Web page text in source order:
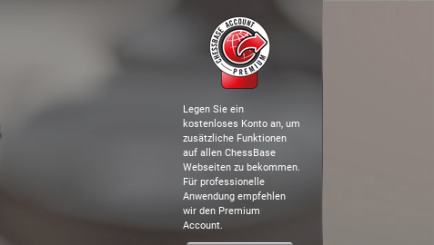
Legen Sie ein
kostenloses Konto an, um
zusätzliche Funktionen
auf allen ChessBase
Webseiten zu bekommen.
Für professionelle
Anwendung empfehlen
wir den Premium
Account.